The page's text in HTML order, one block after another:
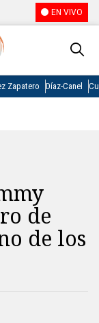
EN VIVO
Zapatero Díaz-Canel
de
de los